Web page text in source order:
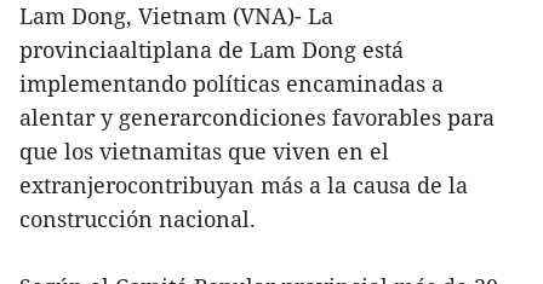
Lam Dong, Vietnam (VNA)- La
provinciaaltiplana de Lam Dong está
implementando políticas encaminadas a
alentar y generarcondiciones favorables para
que los vietnamitas que viven en el
extranjerocontribuyan más a la causa de la
construcción nacional.